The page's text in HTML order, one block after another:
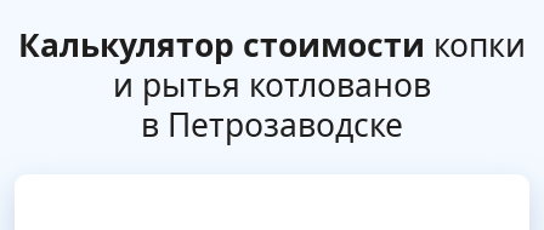
Калькулятор стоимости копки
и рытья котлованов
в Петрозаводске